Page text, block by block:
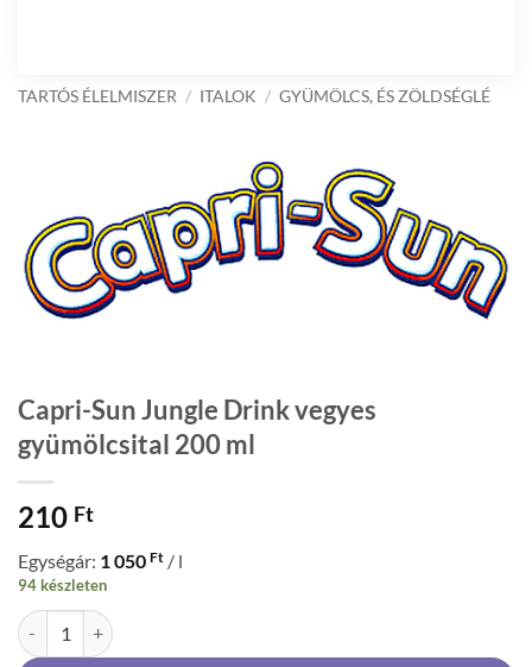
TARTÓS ÉLELMISZER / ITALOK / GYÜMÖLCS, ÉS ZÖLDSÉGLÉ
Capri-Sun Jungle Drink vegyes
gyümölcsital 200 ml
210 Ft
Egységár: 1 050 Ft / l
94 készleten
Capri-Sun Jungle Drink vegyes gyümölcsital 200 ml mennyiség